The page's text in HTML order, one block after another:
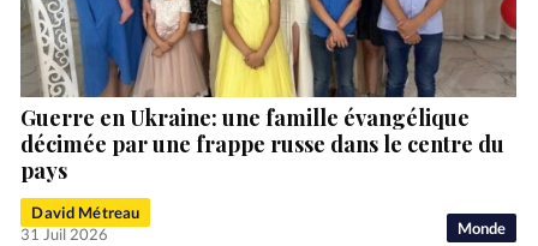
Monde
Guerre en Ukraine: une famille évangélique
décimée par une frappe russe dans le centre du
pays
David Métreau
31 Juil 2026